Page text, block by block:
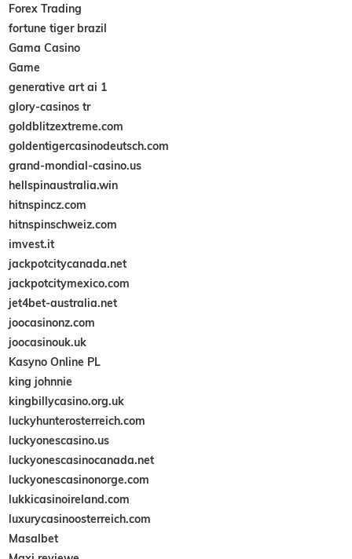
Forex Trading
fortune tiger brazil
Gama Casino
Game
generative art ai 1
glory-casinos tr
goldblitzextreme.com
goldentigercasinodeutsch.com
grand-mondial-casino.us
hellspinaustralia.win
hitnspincz.com
hitnspinschweiz.com
imvest.it
jackpotcitycanada.net
jackpotcitymexico.com
jet4bet-australia.net
joocasinonz.com
joocasinouk.uk
Kasyno Online PL
king johnnie
kingbillycasino.org.uk
luckyhunterosterreich.com
luckyonescasino.us
luckyonescasinocanada.net
luckyonescasinonorge.com
lukkicasinoireland.com
luxurycasinoosterreich.com
Masalbet